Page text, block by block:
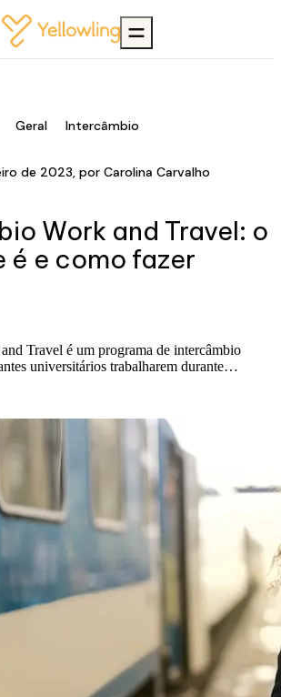
Geral Intercâmbio
de 2023, por Carolina Carvalho
Work and Travel: o
é e como fazer
Travel é um programa de intercâmbio
universitários trabalharem durante…